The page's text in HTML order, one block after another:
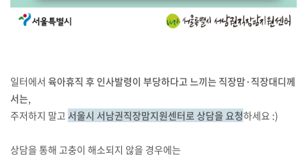
일터에서 육아휴직 후 인사발령이 부당하다고 느끼는 직장맘·직장대디께
서는,
주저하지 말고 서울시 서남권직장맘지원센터로 상담을 요청하세요 :)
상담을 통해 고충이 해소되지 않을 경우에는